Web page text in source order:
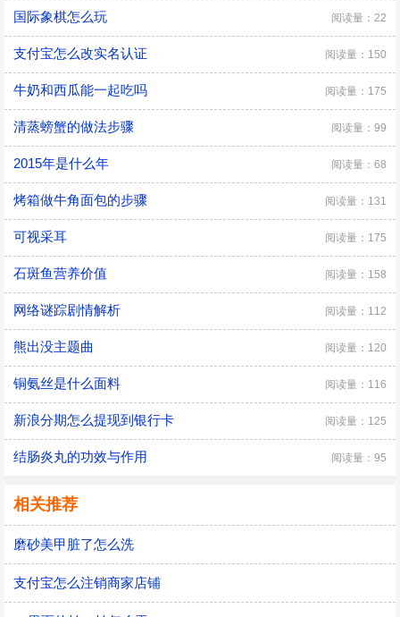
国际象棋怎么玩 阅读量：22
支付宝怎么改实名认证 阅读量：150
牛奶和西瓜能一起吃吗 阅读量：175
清蒸螃蟹的做法步骤 阅读量：99
2015年是什么年 阅读量：68
烤箱做牛角面包的步骤 阅读量：131
可视采耳 阅读量：175
石斑鱼营养价值 阅读量：158
网络谜踪剧情解析 阅读量：112
熊出没主题曲 阅读量：120
铜氨丝是什么面料 阅读量：116
新浪分期怎么提现到银行卡 阅读量：125
结肠炎丸的功效与作用 阅读量：95
相关推荐
磨砂美甲脏了怎么洗
支付宝怎么注销商家店铺